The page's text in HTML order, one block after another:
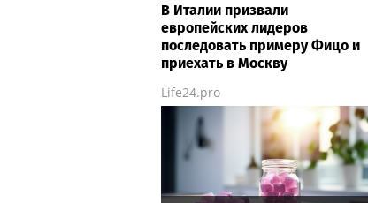
В Италии призвали
европейских лидеров
последовать примеру Фицо и
приехать в Москву
Life24.pro